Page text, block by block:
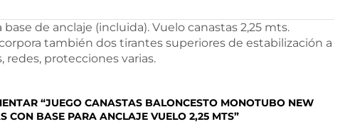
de anclaje (incluida). Vuelo canastas 2,25 mts.
también dos tirantes superiores de estabilización a
redes, protecciones varias.
“JUEGO CANASTAS BALONCESTO MONOTUBO NEW
CON BASE PARA ANCLAJE VUELO 2,25 MTS”